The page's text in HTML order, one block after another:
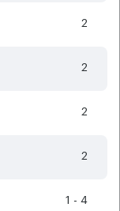
2
2
2
2
1 - 4